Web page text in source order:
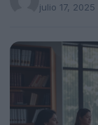
julio 17, 2025